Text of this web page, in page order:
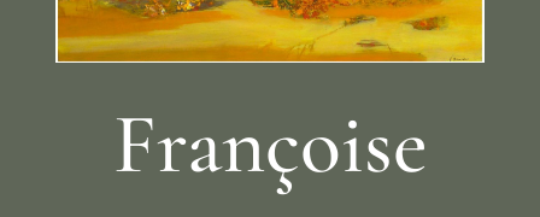
Françoise